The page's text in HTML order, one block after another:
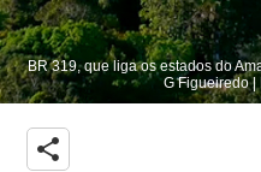
BR 319, que liga os estados do
G Figueiredo |
share